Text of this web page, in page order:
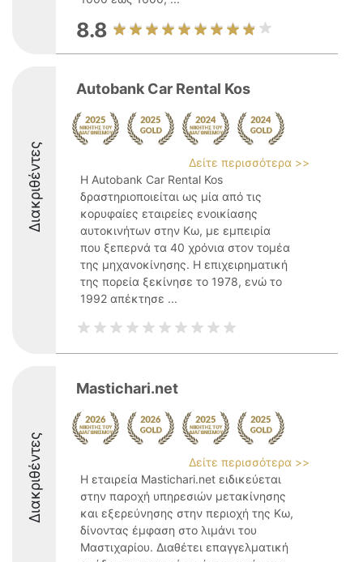
8.8
Διακριθέντες
Autobank Car Rental Kos
Δείτε περισσότερα >>
Η Autobank Car Rental Kos
δραστηριοποιείται ως μία από τις
κορυφαίες εταιρείες ενοικίασης
αυτοκινήτων στην Κω, με εμπειρία
που ξεπερνά τα 40 χρόνια στον τομέα
της μηχανοκίνησης. Η επιχειρηματική
της πορεία ξεκίνησε το 1978, ενώ το
1992 απέκτησε ...
Διακριθέντες
Mastichari.net
Δείτε περισσότερα >>
Η εταιρεία Mastichari.net ειδικεύεται
στην παροχή υπηρεσιών μετακίνησης
και εξερεύνησης στην περιοχή της Κω,
δίνοντας έμφαση στο λιμάνι του
Μαστιχαρίου. Διαθέτει επαγγελματική